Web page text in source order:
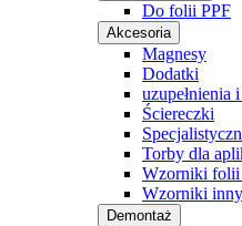
Do folii PPF
Akcesoria
Magnesy
Dodatki
uzupełnienia
Ściereczki
Torby dla
Wzorniki folii
Wzorniki
Demontaż